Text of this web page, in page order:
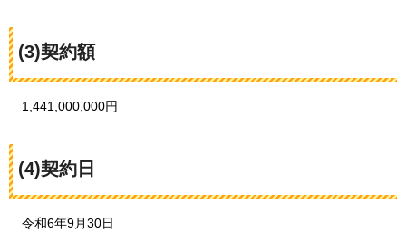
(3)契約額
1,441,000,000円
(4)契約日
令和6年9月30日